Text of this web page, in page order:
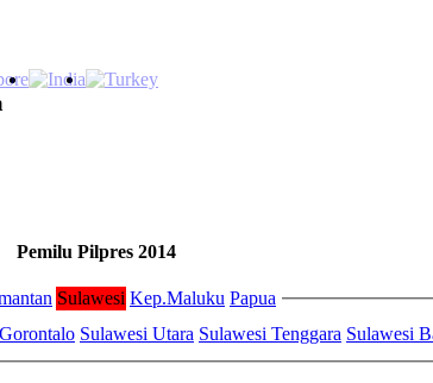
Pemilu Pilpres 2014
Sulawesi Kep.Maluku Papua
Gorontalo Sulawesi Utara Sulawesi Tenggara Sulawesi